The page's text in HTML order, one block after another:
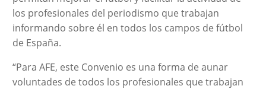
los profesionales del periodismo que trabajan
informando sobre él en todos los campos de fútbol
de España.
“Para AFE, este Convenio es una forma de aunar
voluntades de todos los profesionales que trabajan